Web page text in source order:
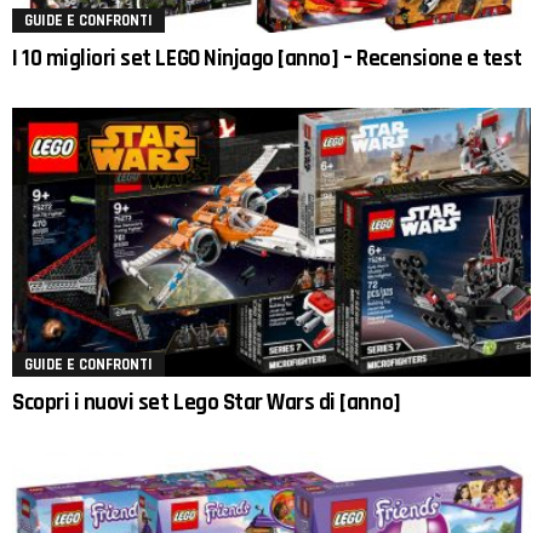
GUIDE E CONFRONTI
I 10 migliori set LEGO Ninjago [anno] – Recensione e test
GUIDE E CONFRONTI
Scopri i nuovi set Lego Star Wars di [anno]